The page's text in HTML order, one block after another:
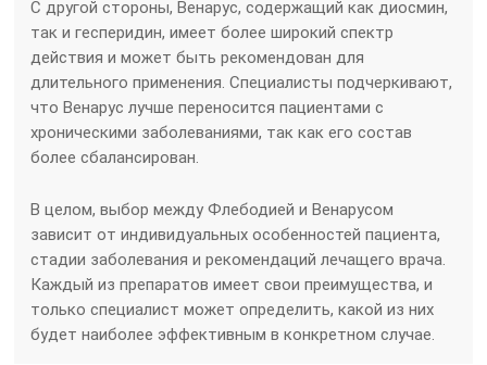
С другой стороны, Венарус, содержащий как диосмин,
так и гесперидин, имеет более широкий спектр
действия и может быть рекомендован для
длительного применения. Специалисты подчеркивают,
что Венарус лучше переносится пациентами с
хроническими заболеваниями, так как его состав
более сбалансирован.
В целом, выбор между Флебодией и Венарусом
зависит от индивидуальных особенностей пациента,
стадии заболевания и рекомендаций лечащего врача.
Каждый из препаратов имеет свои преимущества, и
только специалист может определить, какой из них
будет наиболее эффективным в конкретном случае.